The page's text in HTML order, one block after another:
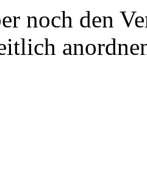
noch den